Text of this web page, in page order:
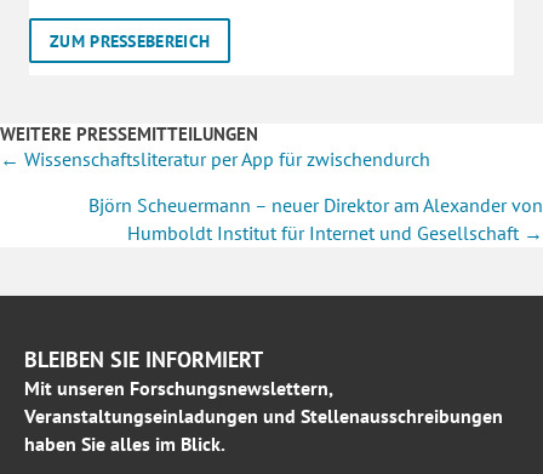
ZUM PRESSEBEREICH
WEITERE PRESSEMITTEILUNGEN
Posts
navigation
← Wissenschaftsliteratur per App für zwischendurch
Björn Scheuermann – neuer Direktor am Alexander von
Humboldt Institut für Internet und Gesellschaft →
BLEIBEN SIE INFORMIERT
Mit unseren Forschungsnewslettern,
Veranstaltungseinladungen und Stellenausschreibungen
haben Sie alles im Blick.